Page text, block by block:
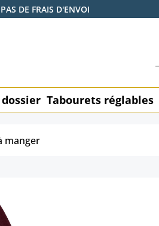
PAS DE FRAIS D'ENVOI
Tabourets réglables
manger